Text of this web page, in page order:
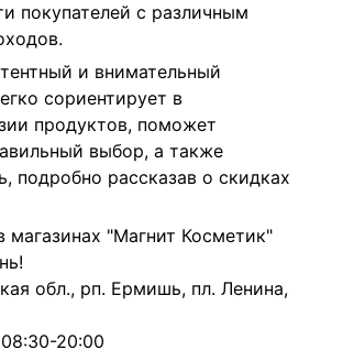
покупателей с различным
и внимательный
сориентирует в
продуктов, поможет
выбор, а также
подробно рассказав о скидках
"Магнит Косметик"
обл., рп. Ермишь, пл. Ленина,
08:30-20:00